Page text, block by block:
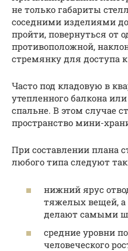
не только габариты
соседними изделиями
пройти, повернуться от
противоположной,
стремянку для доступа
Часто под кладовую в
утепленного балкона
спальне. В этом случае
пространство мини-
При составлении плана
любого типа следуют
нижний ярус
тяжелых вещей, а
делают самыми
средние уровни
человеческого